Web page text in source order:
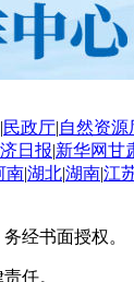
|民政厅|自然资源
日报|新华网甘
南|湖北|湖南|江
经书面授权。
任。